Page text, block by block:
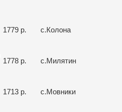
1779 р. с.Колона
1778 р. с.Милятин
1713 р. с.Мовники